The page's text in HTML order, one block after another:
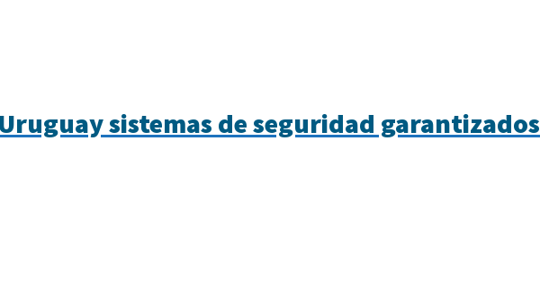
sistemas de seguridad garantizados